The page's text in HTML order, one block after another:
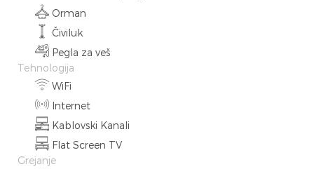
Orman
Čiviluk
Pegla za veš
Tehnologija
WiFi
Internet
Kablovski Kanali
Flat Screen TV
Grejanje